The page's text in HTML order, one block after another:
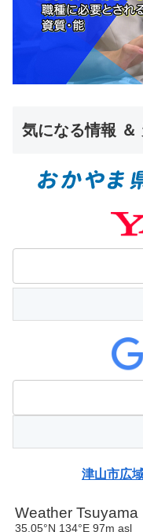
気になる情報 ＆
津山市広